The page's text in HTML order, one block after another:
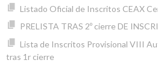
Listado Oficial de Inscritos CEAX
PRELISTA TRAS 2º cierre DE
Lista de Inscritos Provisional VIII
tras 1r cierre